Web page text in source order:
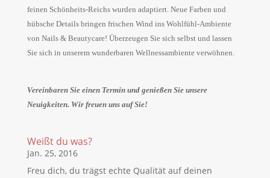
feinen Schönheits-Reichs wurden adaptiert. Neue Farben und
hübsche Details bringen frischen Wind ins Wohlfühl-Ambiente
von Nails & Beautycare! Überzeugen Sie sich selbst und lassen
Sie sich in unserem wunderbaren Wellnessambiente verwöhnen.
Vereinbaren Sie einen Termin und genießen Sie unsere
Neuigkeiten. Wir freuen uns auf Sie!
Weißt du was?
Jan. 25, 2016
Freu dich, du trägst echte Qualität auf deinen